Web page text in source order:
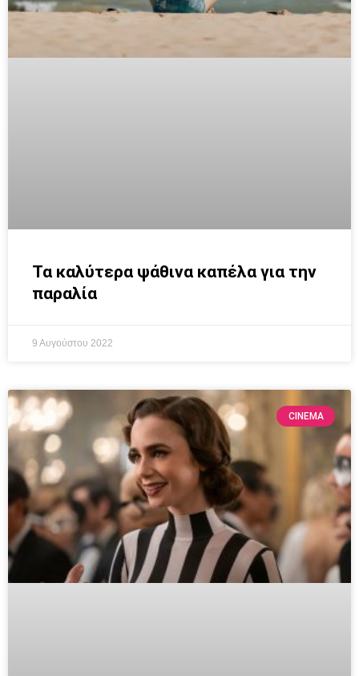
Τα καλύτερα ψάθινα καπέλα για την
παραλία
9 Αυγούστου 2022
CINEMA